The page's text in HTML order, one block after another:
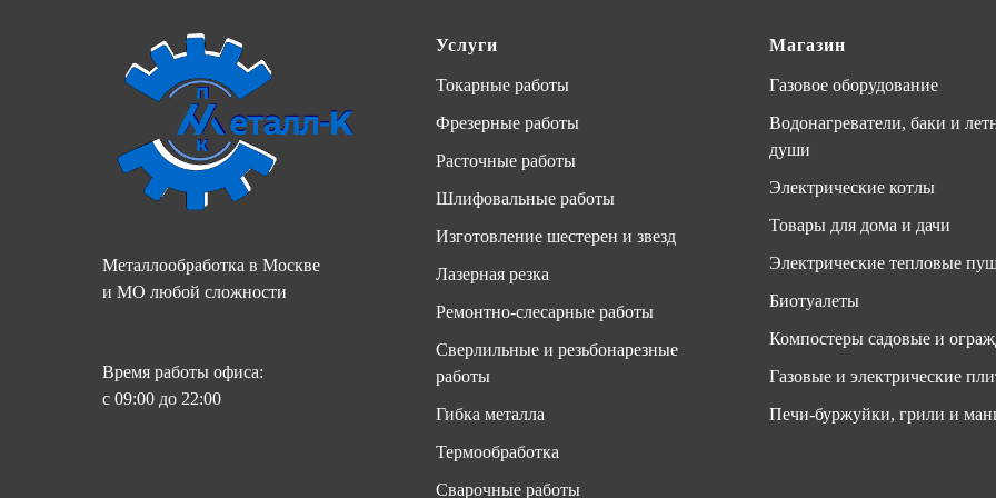
Металлообработка в Москве
и МО любой сложности
Время работы офиса:
с 09:00 до 22:00
Услуги
Токарные работы
Фрезерные работы
Расточные работы
Шлифовальные работы
Изготовление шестерен и звезд
Лазерная резка
Ремонтно-слесарные работы
Сверлильные и резьбонарезные
работы
Гибка металла
Термообработка
Сварочные работы
Магазин
Газовое оборудование
Водонагреватели, баки и
души
Электрические котлы
Товары для дома и дачи
Электрические тепловые
Биотуалеты
Компостеры садовые и
Газовые и электрические
Печи-буржуйки, грили и